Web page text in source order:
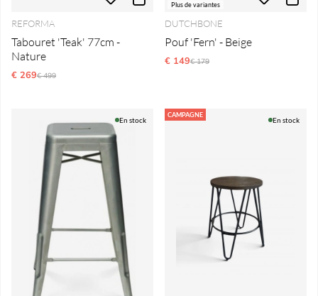
REFORMA
Tabouret 'Teak' 77cm -
Nature
€ 269Prix régulier:
€ 499
Plus de variantes
DUTCHBONE
Pouf 'Fern' - Beige
€ 149Prix régulier:
€ 179
En stock
CAMPAGNE
En stock